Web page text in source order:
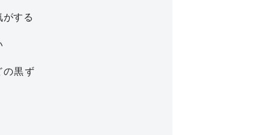
がする
の黒ず